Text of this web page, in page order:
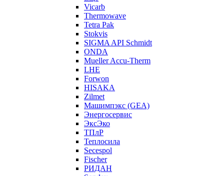
Vicarb
Thermowave
Tetra Pak
Stokvis
SIGMA API Schmidt
ONDA
Mueller Accu-Therm
LHE
Forwon
HISAKA
Zilmet
Машимпэкс (GEA)
Энергосервис
ЭксЭко
ТПлР
Теплосила
Secespol
Fischer
РИДАН